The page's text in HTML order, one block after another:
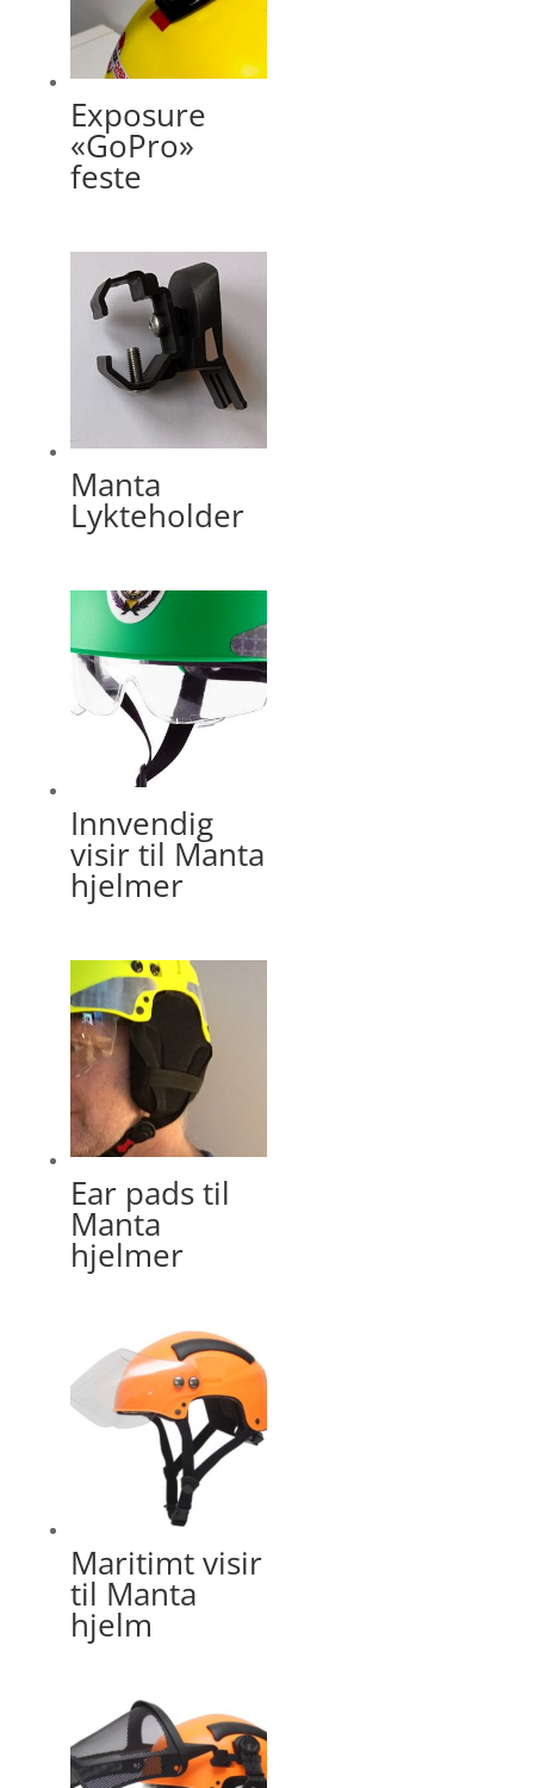
Exposure
«GoPro»
feste
Manta
Lykteholder
Innvendig
visir til Manta
hjelmer
Ear pads til
Manta
hjelmer
Maritimt visir
til Manta
hjelm